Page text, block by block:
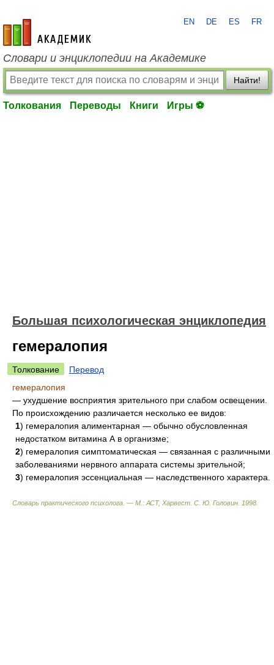
academic.ru
EN DE ES FR
Словари и энциклопедии на Академике
Найти!
Толкования Переводы Книги Игры ⚽
Большая психологическая энциклопедия
гемералопия
Толкование
Перевод
гемералопия
— ухудшение восприятия зрительного при слабом освещении.
По происхождению различается несколько ее видов:
1) гемералопия алиментарная — обычно обусловленная
недостатком витамина А в организме;
2) гемералопия симптоматическая — связанная с различными
заболеваниями нервного аппарата системы зрительной;
3) гемералопия эссенциальная — наследственного характера.
Словарь практического психолога. — М.: АСТ, Харвест С. Ю. Головин 1998